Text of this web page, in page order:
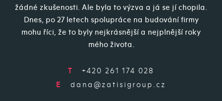
žádné zkušenosti. Ale byla to výzva a já se jí chopila.
Dnes, po 27 letech spolupráce na budování firmy
mohu říci, že to byly nejkrásnější a nejplnější roky
mého života.
+420 261 174 028
dana@zatisigroup.cz